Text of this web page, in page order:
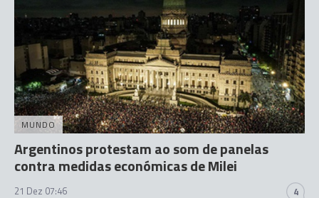
MUNDO
Argentinos protestam ao som de panelas
contra medidas económicas de Milei
21 Dez 07:46 4